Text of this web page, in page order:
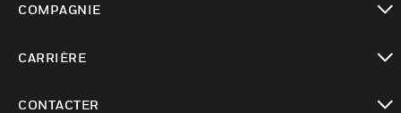
COMPAGNIE
CARRIÈRE
CONTACTER